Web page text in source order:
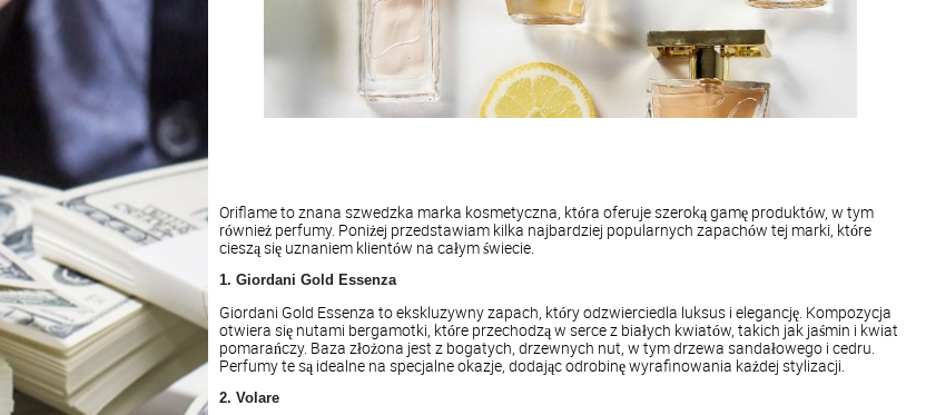
Oriflame to znana szwedzka marka kosmetyczna, która oferuje szeroką gamę produktów, w tym
również perfumy. Poniżej przedstawiam kilka najbardziej popularnych zapachów tej marki, które
cieszą się uznaniem klientów na całym świecie.
1. Giordani Gold Essenza
Giordani Gold Essenza to ekskluzywny zapach, który odzwierciedla luksus i elegancję. Kompozycja
otwiera się nutami bergamotki, które przechodzą w serce z białych kwiatów, takich jak jaśmin i kwiat
pomarańczy. Baza złożona jest z bogatych, drzewnych nut, w tym drzewa sandałowego i cedru.
Perfumy te są idealne na specjalne okazje, dodając odrobinę wyrafinowania każdej stylizacji.
2. Volare